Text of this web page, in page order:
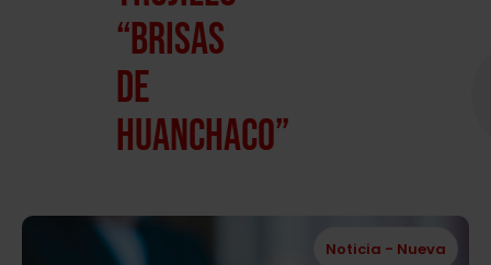
“Brisas
de
Huanchaco”
Noticia - Nueva